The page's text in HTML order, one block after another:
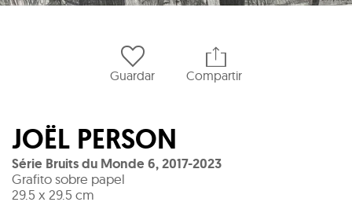
Guardar Compartir
JOËL PERSON
Série Bruits du Monde 6,2017-2023
Grafito sobre papel
29.5 x 29.5 cm